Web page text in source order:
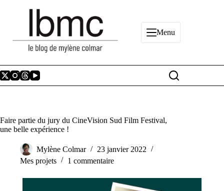
Menu
Faire partie du jury du CineVision Sud Film Festival,
une belle expérience !
Mylène Colmar
23 janvier 2022
Mes projets
1 commentaire